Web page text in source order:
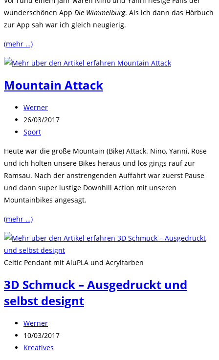
wunderschönen App Die Wimmelburg. Als ich dann das Hörbuch
zur App sah war ich gleich neugierig.
(mehr …)
Mountain Attack
Beitrags-
Autor:
Werner
Beitrag
veröffentlicht:
26/03/2017
Beitrags-
Sport
Heute war die große Mountain (Bike) Attack. Nino, Yanni, Rose
und ich holten unsere Bikes heraus und los gings rauf zur
Ramsau. Nach der anstrengenden Auffahrt war zuerst Pause
und dann super lustige Downhill Action mit unseren
Mountainbikes angesagt.
(mehr …)
Celtic Pendant mit AluPLA und Acrylfarben
3D Schmuck – Ausgedruckt und
selbst designt
Beitrags-
Autor:
Werner
Beitrag
veröffentlicht:
10/03/2017
Beitrags-
Kreatives